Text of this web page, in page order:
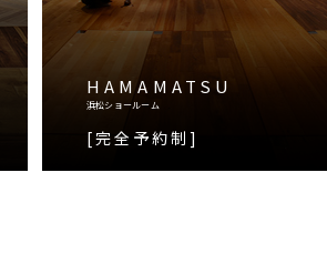
HAMAMATSU
浜松ショールーム
[完全予約制]